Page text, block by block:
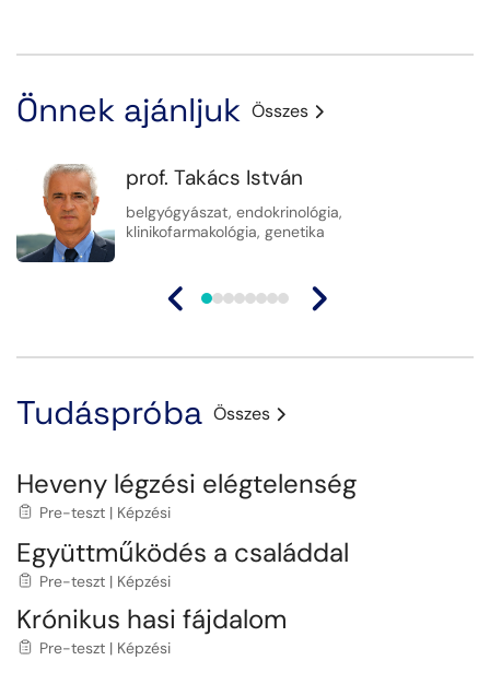
Önnek ajánljuk Összes
prof. Takács István
belgyógyászat, endokrinológia,
klinikofarmakológia, genetika
Tudáspróba Összes
Heveny légzési elégtelenség
Pre-teszt | Képzési
Együttműködés a családdal
Pre-teszt | Képzési
Krónikus hasi fájdalom
Pre-teszt | Képzési